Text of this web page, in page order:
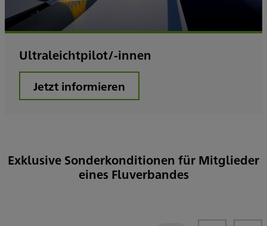
Ultraleichtpilot/-innen
Jetzt informieren
Exklusive Sonderkonditionen für Mitglieder
eines Fluverbandes